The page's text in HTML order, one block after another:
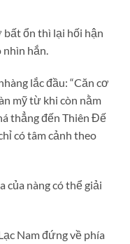
bất ổn thì lại hối hận
nhìn hắn.
lắc đầu: “Căn cơ
mỹ từ khi còn nằm
thẳng đến Thiên Đế
có tâm cảnh theo
của nàng có thể giải
Nam đứng về phía